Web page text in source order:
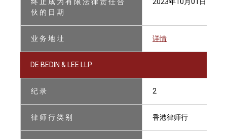
伙 的 日 期
业 务 地 址 详情
DE BEDIN & LEE LLP
纪 录 2
律 师 行 类 别 香港律师行